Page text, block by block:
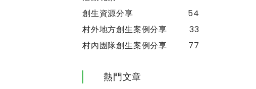
創生資源分享
54
村外地方創生案例分享
33
村內團隊創生案例分享
77
熱門文章